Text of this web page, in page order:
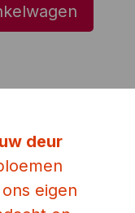
deur
eigen